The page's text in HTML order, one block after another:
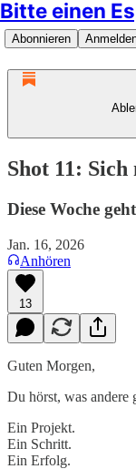
Bitte einen
Abonnieren
Shot 11: Sich
Diese Woche
Jan. 16, 2026
Anhören
13
Guten Morgen,
Du hörst, was andere
Ein Projekt.
Ein Schritt.
Ein Erfolg.